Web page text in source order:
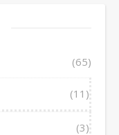
(65)
(11)
(3)